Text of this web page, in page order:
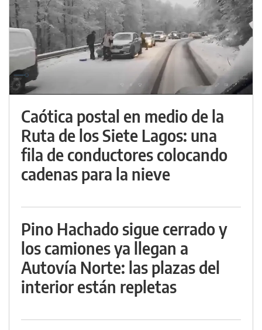
Caótica postal en medio de la
Ruta de los Siete Lagos: una
fila de conductores colocando
cadenas para la nieve
Pino Hachado sigue cerrado y
los camiones ya llegan a
Autovía Norte: las plazas del
interior están repletas